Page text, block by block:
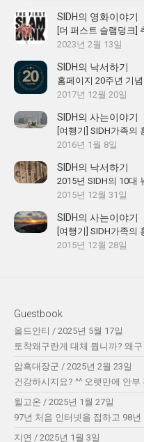
SIDH의 영화이야기
[더 퍼스트 슬램덩크]
2023년 2월 13일
SIDH의 낙서하기
홈페이지 20주년 기념
2017년 12월 20일
SIDH의 사는이야기
[여행기] SIDH가족의
2016년 1월 8일
SIDH의 낙서하기
2015년 SIDH의 10대
2015년 12월 31일
SIDH의 사는이야기
[여행기] SIDH가족의
2015년 12월 28일
Guestbook
올드안티 / 2025년 5월 17일
토착왜구란게 대체 뭡니까? 왜
암흑대장군 / 2025년 2월 23일
건강하시지요? ^^ 오랫만에 안
윌고온 / 2025년 1월 27일
97년 처음 인터넷을 접하고 98년
지연 / 2025년 1월 3일